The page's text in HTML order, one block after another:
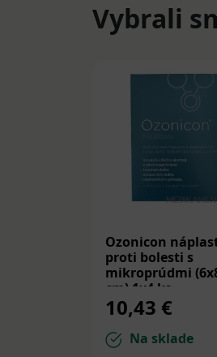
Vybrali
Ozonicon
proti bolesti s
mikroprúdmi
cm) 1x4 ks
10,43 €
Na sklade